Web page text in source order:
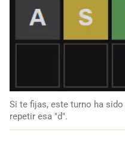
Si te fijas, este turno ha
repetir esa "d".